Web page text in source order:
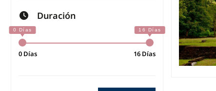
Duración
0 Días 16 Días